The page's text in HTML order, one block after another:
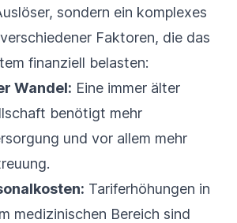
sondern ein komplexes
Faktoren, die das
finanziell belasten:
Wandel: Eine immer älter
benötigt mehr
und vor allem mehr
Tariferhöhungen in
medizinischen Bereich sind